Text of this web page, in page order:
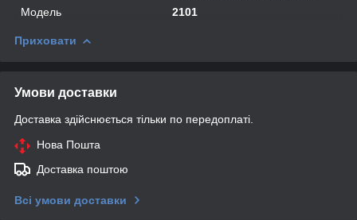
Модель
2101
Приховати
Умови доставки
Доставка здійснюється тільки по передоплаті.
Нова Пошта
Доставка поштою
Всі умови доставки